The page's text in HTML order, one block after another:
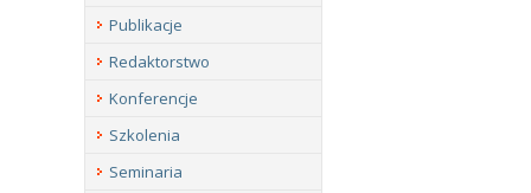
Publikacje
Redaktorstwo
Konferencje
Szkolenia
Seminaria